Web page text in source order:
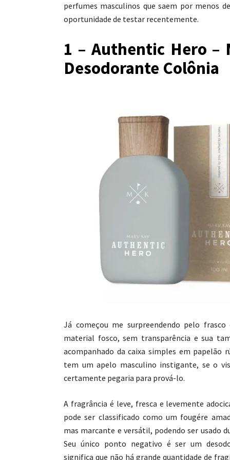
perfumes masculinos que saem por menos
oportunidade de testar recentemente.
1 – Authentic Hero –
Desodorante Colônia
Já começou me surpreendendo pelo frasco
material fosco, sem transparência e sua
acompanhado da caixa simples em papelão
tem um apelo masculino instigante, se o
certamente pegaria para prová-lo.
A fragrância é leve, fresca e levemente
pode ser classificado como um fougére
mas marcante e versátil, podendo ser usado
Seu único ponto negativo é ser um
significa que não há grande quantidade de